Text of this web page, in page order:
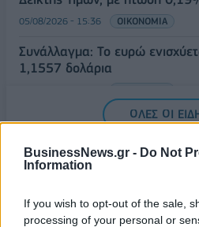
BusinessNews.gr - Do Not
Information
If you wish to opt-out of the sale,
processing of your personal or
05/08/2026 - 15:36 ΟΙΚΟΝΟΜΙΑ
Συνάλλαγμα: Το ευρώ
1,1557 δολάρια
ΟΛΕΣ ΟΙ